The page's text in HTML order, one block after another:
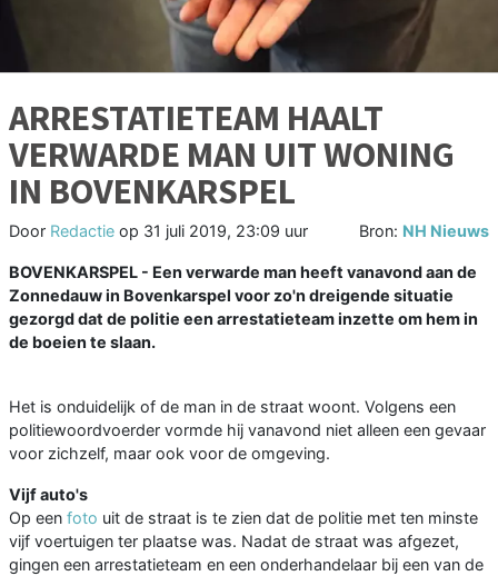
ARRESTATIETEAM HAALT
VERWARDE MAN UIT WONING
IN BOVENKARSPEL
Door Redactie op 31 juli 2019, 23:09 uur Bron: NH Nieuws
BOVENKARSPEL - Een verwarde man heeft vanavond aan de
Zonnedauw in Bovenkarspel voor zo'n dreigende situatie
gezorgd dat de politie een arrestatieteam inzette om hem in
de boeien te slaan.
Het is onduidelijk of de man in de straat woont. Volgens een
politiewoordvoerder vormde hij vanavond niet alleen een gevaar
voor zichzelf, maar ook voor de omgeving.
Vijf auto's
Op een foto uit de straat is te zien dat de politie met ten minste
vijf voertuigen ter plaatse was. Nadat de straat was afgezet,
gingen een arrestatieteam en een onderhandelaar bij een van de